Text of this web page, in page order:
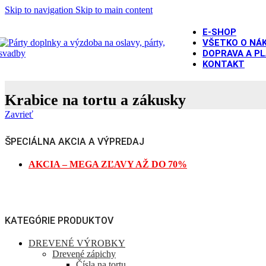
Skip to navigation Skip to main content
E-SHOP
VŠETKO O
DOPRAVA A
KONTAKT
Krabice na tortu a zákusky
Zavrieť
ŠPECIÁLNA AKCIA A VÝPREDAJ
AKCIA – MEGA ZĽAVY AŽ DO 70%
KATEGÓRIE PRODUKTOV
DREVENÉ VÝROBKY
Drevené zápichy